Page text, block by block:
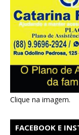
Clique na imagem.
FACEBOOK E